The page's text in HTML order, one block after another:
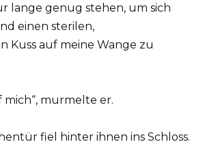
lange genug stehen, um sich
einen sterilen,
Kuss auf meine Wange zu
mich“, murmelte er.
fiel hinter ihnen ins Schloss.